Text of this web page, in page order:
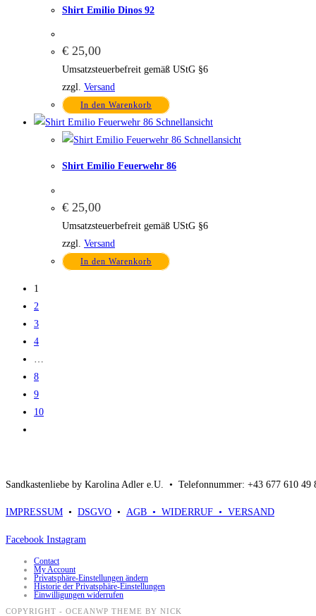
Shirt Emilio Dinos 92
€ 25,00
Umsatzsteuerbefreit gemäß UStG §6
zzgl. Versand
In den Warenkorb
Schnellansicht
Schnellansicht
Shirt Emilio Feuerwehr 86
€ 25,00
Umsatzsteuerbefreit gemäß UStG §6
zzgl. Versand
In den Warenkorb
1
2
3
4
8
9
10
Sandkastenliebe by Karolina Adler e.U. • Telefonnummer: +43 677 610
IMPRESSUM • DSGVO • AGB • WIDERRUF • VERSAND
Facebook Instagram
Contact
My Account
Privatsphäre-Einstellungen ändern
Historie der Privatsphäre-Einstellungen
Einwilligungen widerrufen
COPYRIGHT - OCEANWP THEME BY NICK